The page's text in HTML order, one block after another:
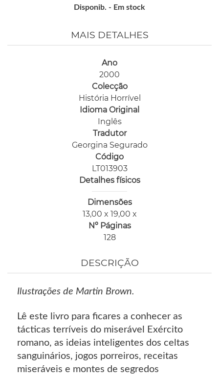
Disponib. - Em stock
MAIS DETALHES
Ano
2000
Colecção
História Horrível
Idioma Original
Inglês
Tradutor
Georgina Segurado
Código
LT013903
Detalhes físicos
Dimensões
13,00 x 19,00 x
Nº Páginas
128
DESCRIÇÃO
Ilustrações de Martin Brown.
Lê este livro para ficares a conhecer as
tácticas terríveis do miserável Exército
romano, as ideias inteligentes dos celtas
sanguinários, jogos porreiros, receitas
miseráveis e montes de segredos